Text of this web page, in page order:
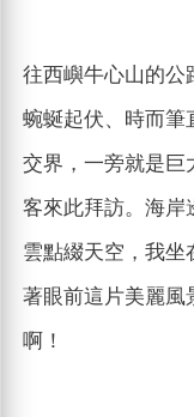
往西嶼牛心山的公
蜿蜒起伏、時而筆
交界，一旁就是巨
客來此拜訪。海岸
雲點綴天空，我坐
著眼前這片美麗風
啊！